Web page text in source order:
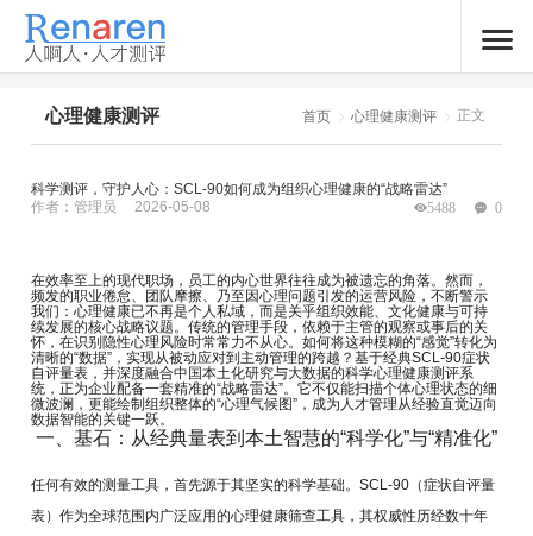
心理健康测评 首页 心理健康测评 正文
科学测评，守护人心：SCL-90如何成为组织心理健康的“战略雷达”
作者：管理员
2026-05-08 5488 0
在效率至上的现代职场，员工的内心世界往往成为被遗忘的角落。然而，
频发的职业倦怠、团队摩擦、乃至因心理问题引发的运营风险，不断警示
我们：心理健康已不再是个人私域，而是关乎组织效能、文化健康与可持
续发展的核心战略议题。传统的管理手段，依赖于主管的观察或事后的关
怀，在识别隐性心理风险时常常力不从心。如何将这种模糊的“感觉”转化为
清晰的“数据”，实现从被动应对到主动管理的跨越？基于经典SCL-90症状
自评量表，并深度融合中国本土化研究与大数据的科学心理健康测评系
统，正为企业配备一套精准的“战略雷达”。它不仅能扫描个体心理状态的细
微波澜，更能绘制组织整体的“心理气候图”，成为人才管理从经验直觉迈向
数据智能的关键一跃。
一、基石：从经典量表到本土智慧的“科学化”与“精准化”
任何有效的测量工具，首先源于其坚实的科学基础。SCL-90（症状自评量
表）作为全球范围内广泛应用的心理健康筛查工具，其权威性历经数十年